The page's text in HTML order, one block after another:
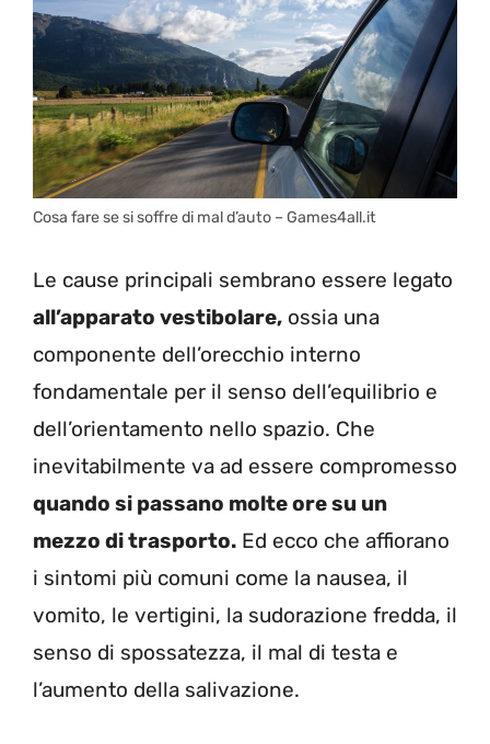
Cosa fare se si soffre di mal d’auto – Games4all.it
Le cause principali sembrano essere legato
all’apparato vestibolare, ossia una
componente dell’orecchio interno
fondamentale per il senso dell’equilibrio e
dell’orientamento nello spazio. Che
inevitabilmente va ad essere compromesso
quando si passano molte ore su un
mezzo di trasporto. Ed ecco che affiorano
i sintomi più comuni come la nausea, il
vomito, le vertigini, la sudorazione fredda, il
senso di spossatezza, il mal di testa e
l’aumento della salivazione.